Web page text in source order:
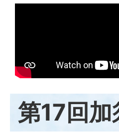
第17回